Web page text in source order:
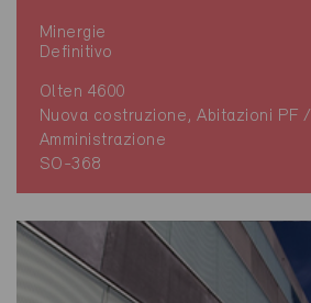
Minergie
Definitivo
Olten 4600
Nuova costruzione, Abitazioni PF /
Amministrazione
SO-368